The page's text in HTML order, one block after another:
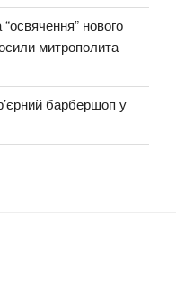
нового
митрополита
барбершоп у